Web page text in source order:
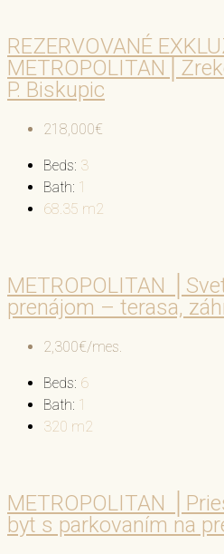
REZERVOVANÉ
P. Biskupic
218,000€
Beds: 3
Bath: 1
68.35 m2
METROPOLITAN
prenájom – terasa,
2,300€/mes.
Beds: 6
Bath: 1
320 m2
METROPOLITAN
byt s parkovaním na